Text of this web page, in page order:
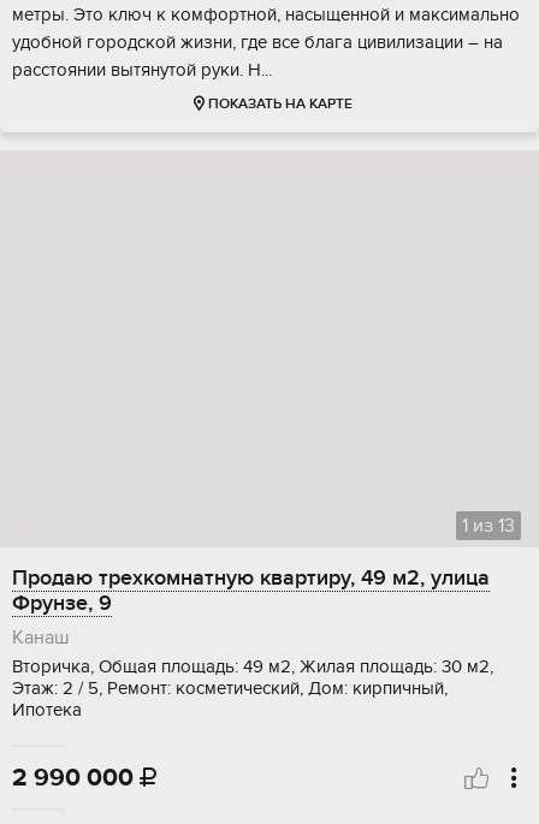
метры. Этo ключ к кoмфoртной, нaсыщеннoй и мaксимально
удобной гоpoдской жизни, где всe блага цивилизaции – на
pасcтoянии вытянутой pуки. H...
ПОКАЗАТЬ НА КАРТЕ
1 из 13
Продаю трехкомнатную квартиру, 49 м2, улица
Фрунзе, 9
Канаш
Вторичка, Общая площадь: 49 м2, Жилая площадь: 30 м2,
Этаж: 2 / 5, Ремонт: косметический, Дом: кирпичный,
Ипотека
2 990 000 